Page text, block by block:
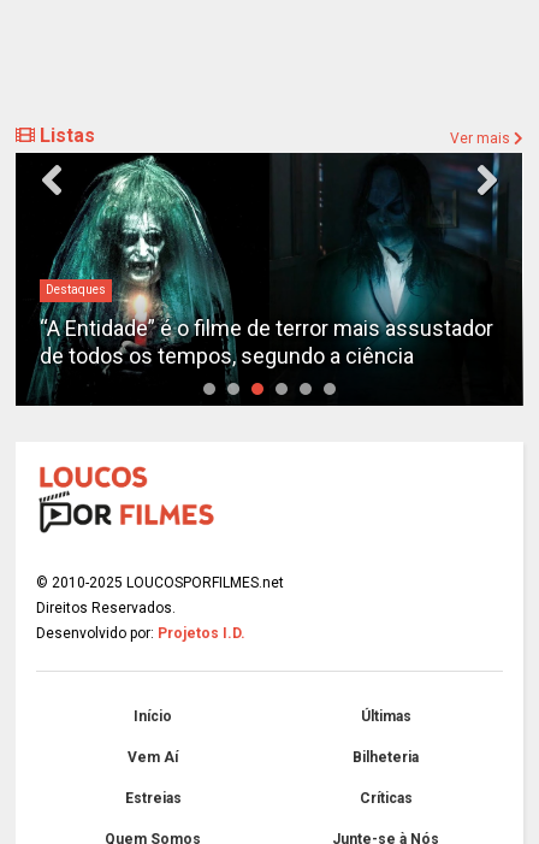
Listas Ver mais
Destaques
“A Entidade” é o filme de terror mais assustador
de todos os tempos, segundo a ciência
© 2010-2025 LOUCOSPORFILMES.net
Direitos Reservados.
Desenvolvido por: Projetos I.D.
Início Últimas
Vem Aí Bilheteria
Estreias Críticas
Quem Somos Junte-se à Nós